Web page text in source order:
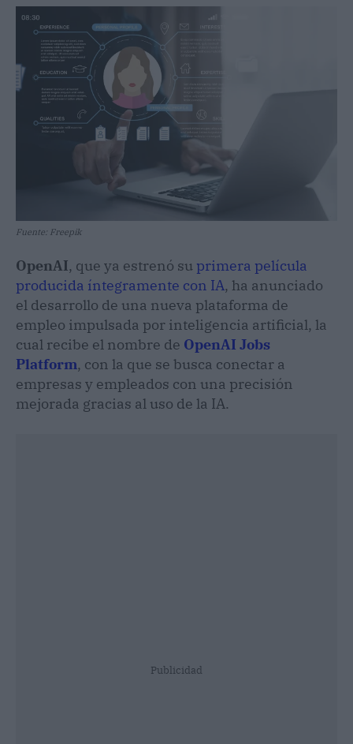
Fuente: Freepik
OpenAI, que ya estrenó su primera película
producida íntegramente con IA, ha anunciado
el desarrollo de una nueva plataforma de
empleo impulsada por inteligencia artificial, la
cual recibe el nombre de OpenAI Jobs
Platform, con la que se busca conectar a
empresas y empleados con una precisión
mejorada gracias al uso de la IA.
Publicidad